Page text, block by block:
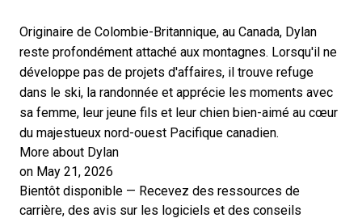
Originaire de Colombie-Britannique, au Canada, Dylan
reste profondément attaché aux montagnes. Lorsqu'il ne
développe pas de projets d'affaires, il trouve refuge
dans le ski, la randonnée et apprécie les moments avec
sa femme, leur jeune fils et leur chien bien-aimé au cœur
du majestueux nord-ouest Pacifique canadien.
More about Dylan
on May 21, 2026
Bientôt disponible — Recevez des ressources de
carrière, des avis sur les logiciels et des conseils